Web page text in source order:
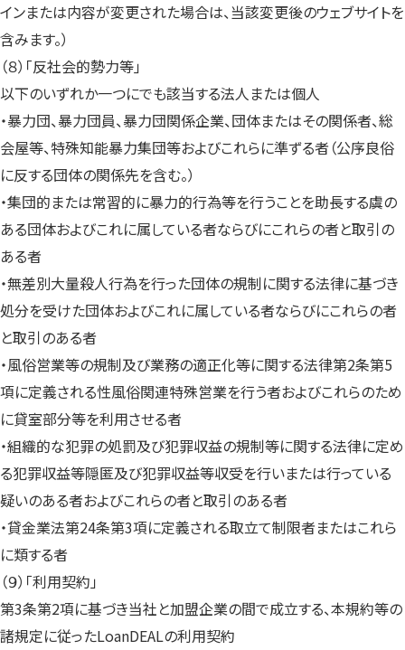
インまたは内容が変更された場合は、当該変更後のウェブサイトを
含みます。）
（８）｢反社会的勢力等｣
以下のいずれか一つにでも該当する法人または個人
・暴力団、暴力団員、暴力団関係企業、団体またはその関係者、総
会屋等、特殊知能暴力集団等およびこれらに準ずる者（公序良俗
に反する団体の関係先を含む。）
・集団的または常習的に暴力的行為等を行うことを助長する虞の
ある団体およびこれに属している者ならびにこれらの者と取引の
ある者
・無差別大量殺人行為を行った団体の規制に関する法律に基づき
処分を受けた団体およびこれに属している者ならびにこれらの者
と取引のある者
・風俗営業等の規制及び業務の適正化等に関する法律第2条第5
項に定義される性風俗関連特殊営業を行う者およびこれらのため
に貸室部分等を利用させる者
・組織的な犯罪の処罰及び犯罪収益の規制等に関する法律に定め
る犯罪収益等隠匿及び犯罪収益等収受を行いまたは行っている
疑いのある者およびこれらの者と取引のある者
・貸金業法第24条第3項に定義される取立て制限者またはこれら
に類する者
（９）「利用契約」
第3条第2項に基づき当社と加盟企業の間で成立する、本規約等の
諸規定に従ったLoanDEALの利用契約